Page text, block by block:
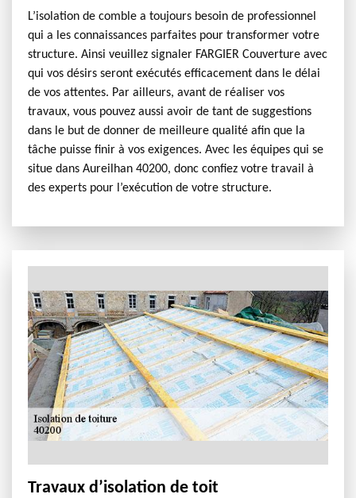
L’isolation de comble a toujours besoin de professionnel
qui a les connaissances parfaites pour transformer votre
structure. Ainsi veuillez signaler FARGIER Couverture avec
qui vos désirs seront exécutés efficacement dans le délai
de vos attentes. Par ailleurs, avant de réaliser vos
travaux, vous pouvez aussi avoir de tant de suggestions
dans le but de donner de meilleure qualité afin que la
tâche puisse finir à vos exigences. Avec les équipes qui se
situe dans Aureilhan 40200, donc confiez votre travail à
des experts pour l’exécution de votre structure.
Travaux d’isolation de toit